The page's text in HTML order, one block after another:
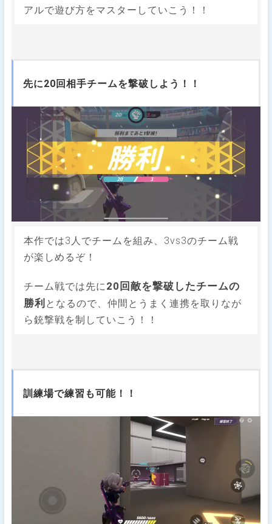
アルで遊び方をマスターしていこう！！
先に20回相手チームを撃破しよう！！
本作では3人でチームを組み、3vs3のチーム戦
が楽しめるぞ！
チーム戦では先に20回敵を撃破したチームの
勝利 となるので、仲間とうまく連携を取りなが
ら銃撃戦を制していこう！！
訓練場で練習も可能！！